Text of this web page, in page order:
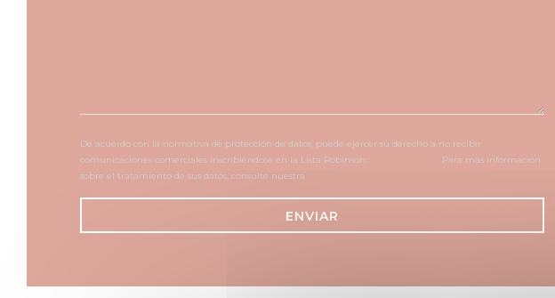
De acuerdo con la normativa de protección de datos, puede ejercer su derecho a no recibir
comunicaciones comerciales inscribiéndose en la Lista Robinson:
. Para más información
sobre el tratamiento de sus datos, consulte nuestra